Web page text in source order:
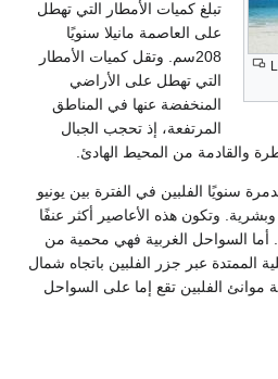
تبلغ كميات الأمطار التي تهطل
على العاصمة مانيلا سنويًا
208سم. وتقل كميات الأمطار
التي تهطل على الأراضي
المنخفضة عنها في المناطق
المرتفعة، إذ تحجب الجبال
والقادمة من المحيط الهادئ.
سنويًا الفلبين في الفترة بين يونيو
وتكون هذه الأعاصير أكثر عنفًا
أما السواحل الغربية فهي محمية من
الممتدة عبر جزر الفلبين باتجاه شمال
موانئ الفلبين تقع إما على السواحل